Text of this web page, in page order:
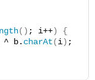
() ; i++)
{
^ b. charAt(i) ;